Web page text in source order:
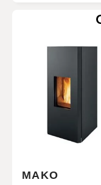
MAKO